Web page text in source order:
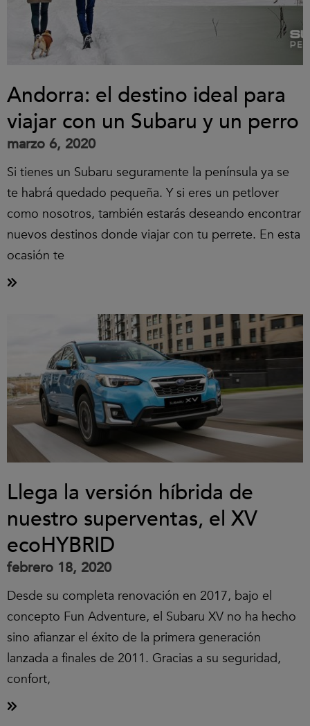
Andorra: el destino ideal para
viajar con un Subaru y un perro
marzo 6, 2020
Si tienes un Subaru seguramente la península ya se
te habrá quedado pequeña. Y si eres un petlover
como nosotros, también estarás deseando encontrar
nuevos destinos donde viajar con tu perrete. En esta
ocasión te
Llega la versión híbrida de
nuestro superventas, el XV
ecoHYBRID
febrero 18, 2020
Desde su completa renovación en 2017, bajo el
concepto Fun Adventure, el Subaru XV no ha hecho
sino afianzar el éxito de la primera generación
lanzada a finales de 2011. Gracias a su seguridad,
confort,